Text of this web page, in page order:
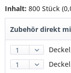
Inhalt: 800 Stück
Zubehör direkt